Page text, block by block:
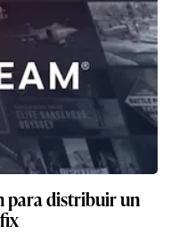
para distribuir un